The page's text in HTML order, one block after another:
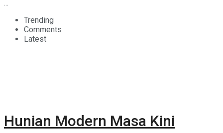
...
Trending
Comments
Latest
Hunian Modern Masa Kini